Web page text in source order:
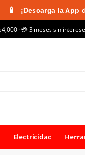
📱 ¡Descarga la App
· 💳 3 meses sin
Electricidad